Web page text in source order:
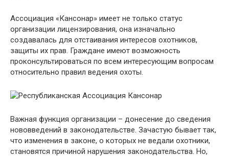
Ассоциация «Кансонар» имеет не только статус
организации лицензирования, она изначально
создавалась для отстаивания интересов охотников,
защиты их прав. Граждане имеют возможность
проконсультироваться по всем интересующим вопросам
относительно правил ведения охоты.
Важная функция организации – донесение до сведения
нововведений в законодательстве. Зачастую бывает так,
что изменения в законе, о которых не ведали охотники,
становятся причиной нарушения законодательства. Но,